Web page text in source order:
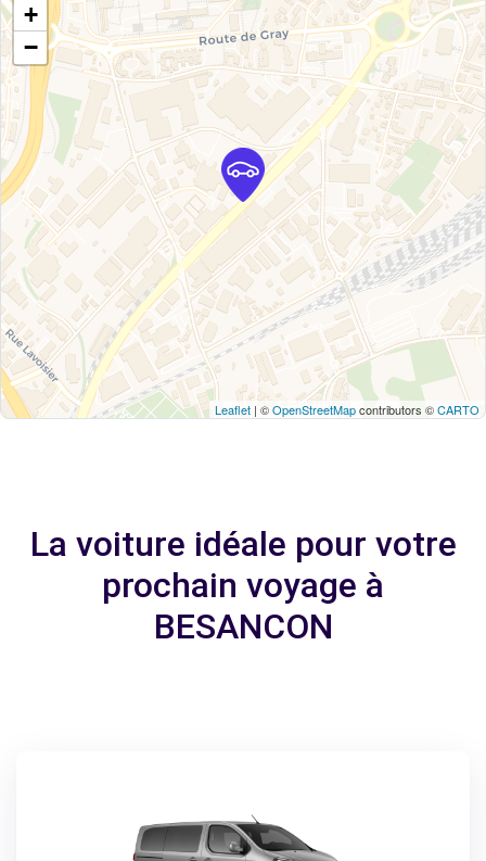
+
−
Leaflet | ©OpenStreetMapcontributors ©CARTO
La voiture idéale pour votre
prochain voyage à
BESANCON